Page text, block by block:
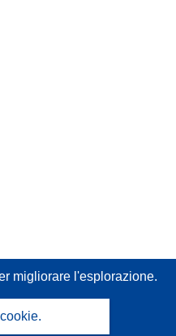
migliorare l'esplorazione.